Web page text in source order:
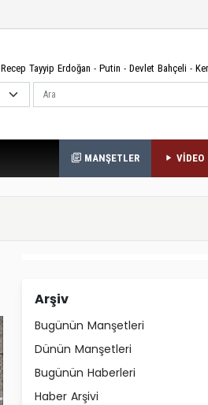
Recep Tayyip Erdoğan - Putin - Devlet Bahçeli -
Ara
MANŞETLER VİDEO
Arşiv
Bugünün Manşetleri
Dünün Manşetleri
Bugünün Haberleri
Haber Arşivi